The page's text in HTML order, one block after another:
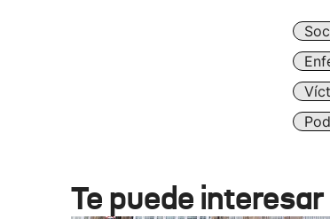
Te puede interesar